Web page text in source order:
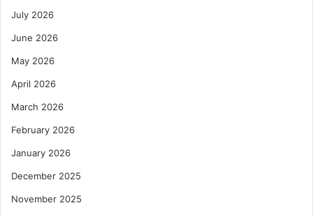
July 2026
June 2026
May 2026
April 2026
March 2026
February 2026
January 2026
December 2025
November 2025